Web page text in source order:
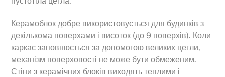
Керамоблок добре використовується для будинків з
декількома поверхами і висоток (до 9 поверхів). Коли
каркас заповнюється за допомогою великих цегли,
механізм поверховості не може бути обмеженим.
Стіни з керамічних блоків виходять теплими і